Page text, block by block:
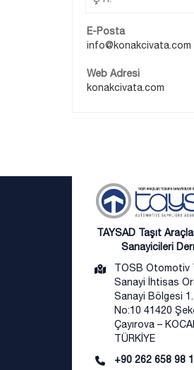
E-Posta
info@konakcivata.com
Web Adresi
konakcivata.com
TAYSAD Taşıt
Sanayicileri
TOSB Otomotiv
Sanayi İhtisas
Sanayi Bölgesi
No:10 41420
Çayırova –
TÜRKİYE
+90 262 658 98